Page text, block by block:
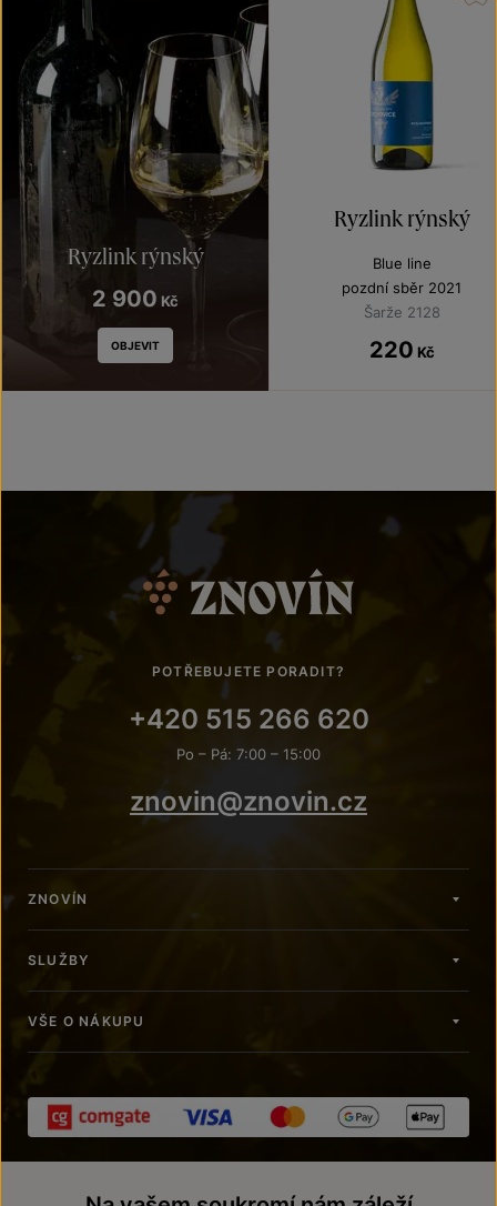
Ryzlink rýnský
2 900 Kč
OBJEVIT
Ryzlink rýnský
Blue line
pozdní sběr 2021
Šarže 2128
220 Kč
POTŘEBUJETE PORADIT?
+420 515 266 620
Po – Pá: 7:00 – 15:00
znovin@znovin.cz
ZNOVÍN
SLUŽBY
VŠE O NÁKUPU